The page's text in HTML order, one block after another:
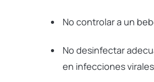
No controlar a un
No desinfectar
en infecciones